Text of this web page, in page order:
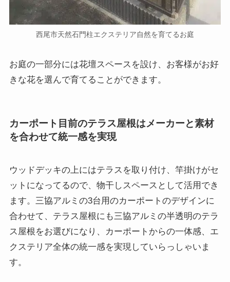
西尾市天然石門柱エクステリア自然を育てるお庭
お庭の一部分には花壇スペースを設け、お客様がお好
きな花を選んで育てることができます。
カーポート目前のテラス屋根はメーカーと素材
を合わせて統一感を実現
ウッドデッキの上にはテラスを取り付け、竿掛けがセ
ットになってるので、物干しスペースとして活用でき
ます。三協アルミの3台用のカーポートのデザインに
合わせて、テラス屋根にも三協アルミの半透明のテラ
ス屋根をお選びになり、カーポートからの一体感、エ
クステリア全体の統一感を実現していらっしゃいま
す。